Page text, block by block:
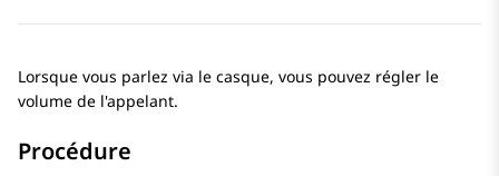
Lorsque vous parlez via le casque, vous pouvez régler le
volume de l'appelant.
Procédure